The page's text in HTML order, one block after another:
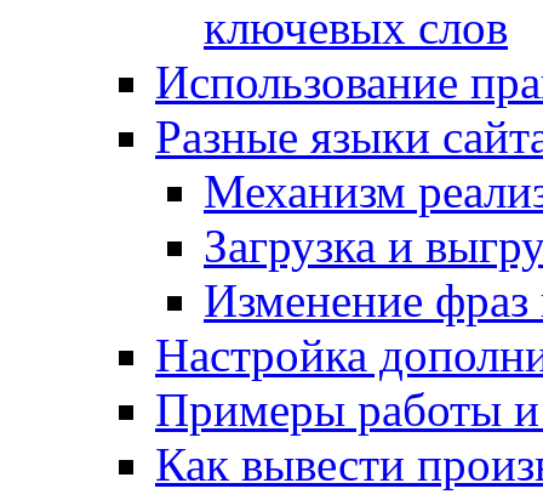
ключевых слов
Использование
Разные языки
Механизм
Загрузка и
Изменение
Настройка
Примеры работы
Как вывести